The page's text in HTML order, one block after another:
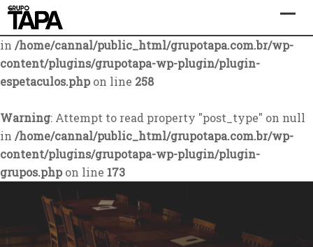
Warning: Attempt to read property "post_type" on null
in /home/cannal/public_html/grupotapa.com.br/wp-
content/plugins/grupotapa-wp-plugin/plugin-
espetaculos.phpon line 258
Warning: Attempt to read property "post_type" on null
in /home/cannal/public_html/grupotapa.com.br/wp-
content/plugins/grupotapa-wp-plugin/plugin-
grupos.phpon line 173